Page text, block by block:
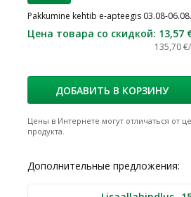
Pakkumine kehtib e-apteegis 03.08-
Цена товара со скидкой: 13,57
135,70
ДОБАВИТЬ В КОРЗИНУ
Цены в Интернете могут отличаться от
продукта.
Дополнительные предложения: